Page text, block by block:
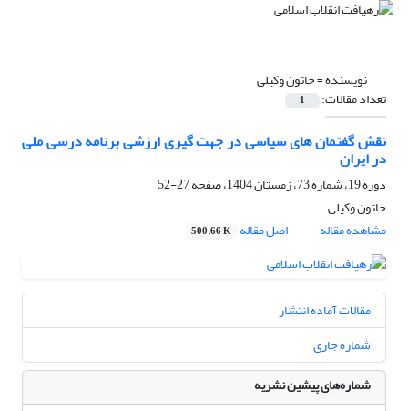
نویسنده =خاتون وکیلی
تعداد مقالات: 1
نقش گفتمان‌ های سیاسی در جهت‌ گیری ارزشی برنامه درسی ملی
در ایران
دوره 19، شماره 73، زمستان 1404، صفحه
27-52
خاتون وکیلی
مشاهده مقاله
اصل مقاله 500.66 K
مقالات آماده انتشار
شماره جاری
شماره‌های پیشین نشریه